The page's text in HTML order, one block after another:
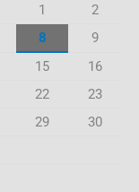
1
2
8
9
15
16
22
23
29
30